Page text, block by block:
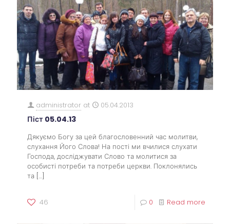
administrator at 05.04.2013
Піст 05.04.13
Дякуємо Богу за цей благословенний час молитви,
слухання Його Слова! На пості ми вчилися слухати
Господа, досліджувати Слово та молитися за
особисті потреби та потреби церкви. Поклонялись
та […]
46 0 Read more